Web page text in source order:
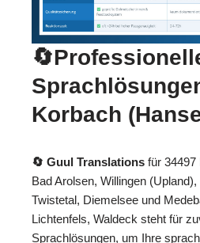
Korbach
🔄 Guul Translations für 34497
Bad Arolsen, Willingen
Twistetal, Diemelsee und
Lichtenfels, Waldeck steht für
Sprachlösungen, um Ihre